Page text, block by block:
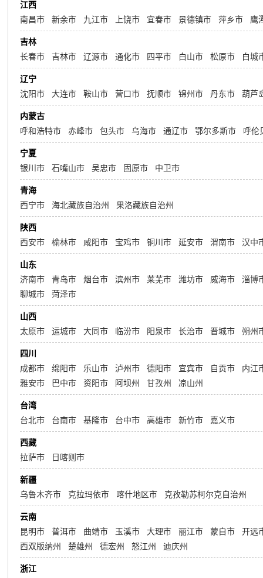
江西
南昌市
新余市 九江市 上饶市 宜春市 景德镇市 萍乡市 鹰
吉林
长春市
吉林市 辽源市 通化市 四平市 白山市 松原市 白城
辽宁
沈阳市
大连市 鞍山市 营口市 抚顺市 锦州市 丹东市 葫芦
内蒙古
呼和浩特市
赤峰市 包头市 乌海市 通辽市 鄂尔多斯市 呼伦
宁夏
银川市
石嘴山市 吴忠市 固原市 中卫市
青海
西宁市
海北藏族自治州 果洛藏族自治州
陕西
西安市
榆林市 咸阳市 宝鸡市 铜川市 延安市 渭南市 汉中
山东
济南市
青岛市 烟台市 滨州市 莱芜市 潍坊市 威海市
淄博
聊城市
菏泽市
山西
太原市
运城市 大同市 临汾市 阳泉市 长治市 晋城市 朔州
四川
成都市
绵阳市 乐山市 泸州市 德阳市 宜宾市 自贡市
内江
雅安市
巴中市 资阳市 阿坝州 甘孜州 凉山州
台湾
台北市
台南市 基隆市 台中市 高雄市 新竹市 嘉义市
西藏
拉萨市
日喀则市
新疆
乌鲁木齐市
克拉玛依市 喀什地区市 克孜勒苏柯尔克自治州
云南
昆明市
普洱市 曲靖市 玉溪市 大理市 丽江市 蒙自市
开远
西双版纳州
楚雄州 德宏州 怒江州 迪庆州
浙江